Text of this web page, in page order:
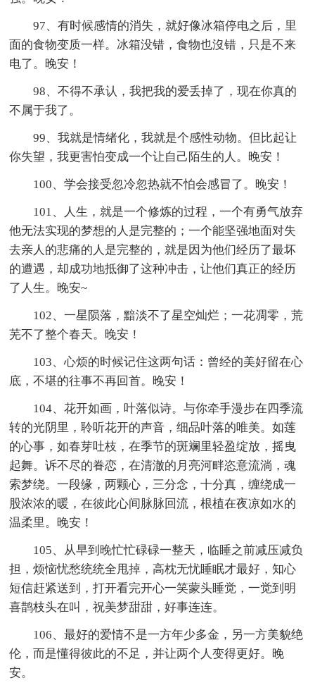
97、有时候感情的消失，就好像冰箱停电之后，里
面的食物变质一样。冰箱没错，食物也沒错，只是不来
电了。晚安！
98、不得不承认，我把我的爱丢掉了，现在你真的
不属于我了。
99、我就是情绪化，我就是个感性动物。但比起让
你失望，我更害怕变成一个让自己陌生的人。晚安！
100、学会接受忽冷忽热就不怕会感冒了。晚安！
101、人生，就是一个修炼的过程，一个有勇气放弃
他无法实现的梦想的人是完整的；一个能坚强地面对失
去亲人的悲痛的人是完整的，就是因为他们经历了最坏
的遭遇，却成功地抵御了这种冲击，让他们真正的经历
了人生。晚安~
102、一星陨落，黯淡不了星空灿烂；一花凋零，荒
芜不了整个春天。晚安！
103、心烦的时候记住这两句话：曾经的美好留在心
底，不堪的往事不再回首。晚安！
104、花开如画，叶落似诗。与你牵手漫步在四季流
转的光阴里，聆听花开的声音，细品叶落的唯美。如莲
的心事，如春芽吐枝，在季节的斑斓里轻盈绽放，摇曳
起舞。诉不尽的眷恋，在清澈的月亮河畔恣意流淌，魂
索梦绕。一段缘，两颗心，三分念，十分真，缠绕成一
股浓浓的暖，在彼此心间脉脉回流，根植在夜凉如水的
温柔里。晚安！
105、从早到晚忙忙碌碌一整天，临睡之前减压减负
担，烦恼忧愁统统全甩掉，高枕无忧睡眠才最好，知心
短信赶紧送到，打开看完开心一笑蒙头睡觉，一觉到明
喜鹊枝头在叫，祝美梦甜甜，好事连连。
106、最好的爱情不是一方年少多金，另一方美貌绝
伦，而是懂得彼此的不足，并让两个人变得更好。晚
安。